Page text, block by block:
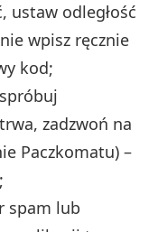
ustaw odległość
wpisz ręcznie
kod;
zadzwoń na
Paczkomatu) –
spam lub